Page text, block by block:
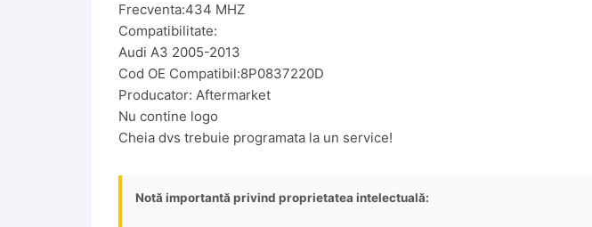
Frecventa:434 MHZ
Compatibilitate:
Audi A3 2005-2013
Cod OE Compatibil:8P0837220D
Producator: Aftermarket
Nu contine logo
Cheia dvs trebuie programata la un service!
Notă importantă privind proprietatea intelectuală: